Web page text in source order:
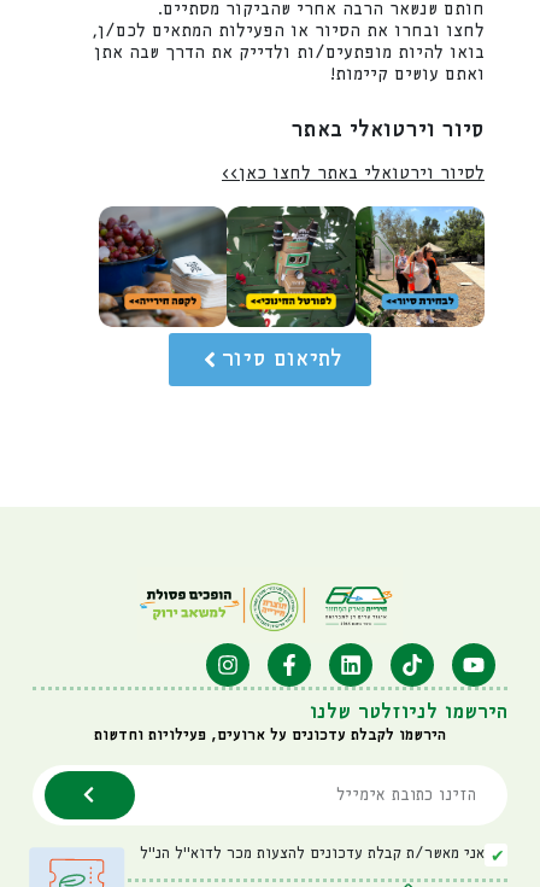
חותם שנשאר הרבה אחרי שהביקור מסתיים.
לחצו ובחרו את הסיור או הפעילות המתאים לכם/ן,
בואו להיות מופתעים/ות ולדייק את הדרך שבה אתן
ואתם עושים קיימות!
סיור וירטואלי באתר
לסיור וירטואלי באתר לחצו כאן>>
לתיאום סיור
הירשמו לניוזלטר שלנו
הירשמו לקבלת עדכונים על ארועים, פעילויות וחדשות
אני מאשר/ת קבלת עדכונים להצעות מכר לדוא"ל הנ"ל